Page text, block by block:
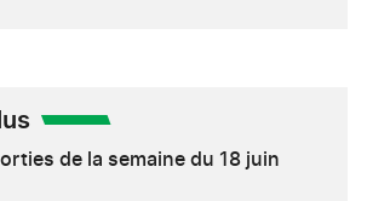
de la semaine du 18 juin